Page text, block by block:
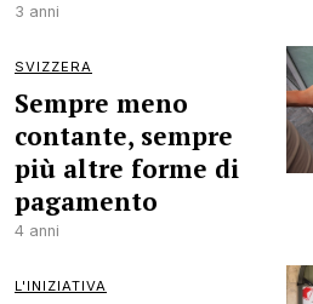
3 anni
SVIZZERA
Sempre meno
contante, sempre
più altre forme di
pagamento
4 anni
L'INIZIATIVA